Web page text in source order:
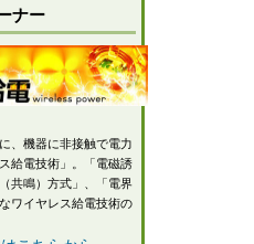
ナー
、機器に非接触で電力
給電技術」。「電磁誘
共鳴）方式」、「電界
ワイヤレス給電技術の